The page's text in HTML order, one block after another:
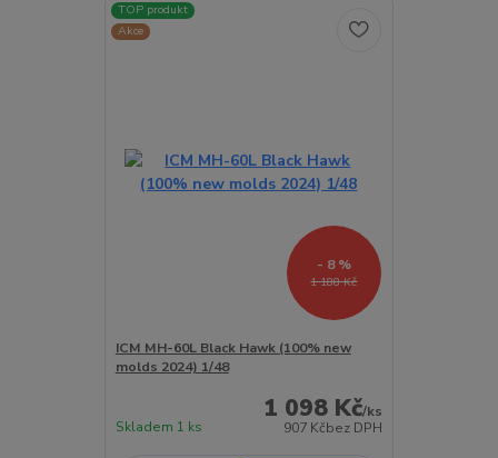
TOP produkt
Akce
1 188 Kč
- 8 %
ICM MH-60L Black Hawk (100% new
molds 2024) 1/48
1 098 Kč/ks
907 Kčbez DPH
Skladem 1 ks